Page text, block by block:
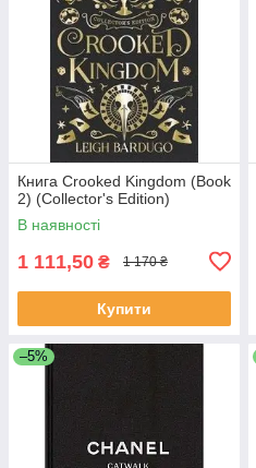
Книга Crooked Kingdom (Book
2) (Collector's Edition)
В наявності
1 111,50 ₴ 1 170 ₴
Купити
–5%